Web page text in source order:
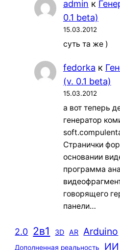
admin к
0.1 beta)
15.03.2012
суть та же )
fedorka к
(v. 0.1 beta)
15.03.2012
а вот теперь
генератор
Странички
основании
программа
говорящего
панели…
2.0 2в1 3D AR Arduino
Дополненная реальность ИИ